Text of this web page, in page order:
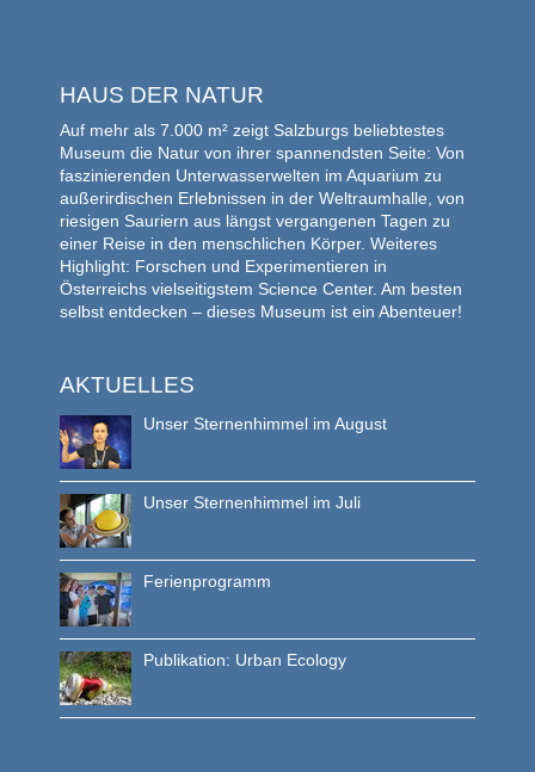
HAUS DER NATUR
Auf mehr als 7.000 m² zeigt Salzburgs beliebtestes
Museum die Natur von ihrer spannendsten Seite: Von
faszinierenden Unterwasserwelten im Aquarium zu
außerirdischen Erlebnissen in der Weltraumhalle, von
riesigen Sauriern aus längst vergangenen Tagen zu
einer Reise in den menschlichen Körper. Weiteres
Highlight: Forschen und Experimentieren in
Österreichs vielseitigstem Science Center. Am besten
selbst entdecken – dieses Museum ist ein Abenteuer!
AKTUELLES
Unser Sternenhimmel im August
Unser Sternenhimmel im Juli
Ferienprogramm
Publikation: Urban Ecology